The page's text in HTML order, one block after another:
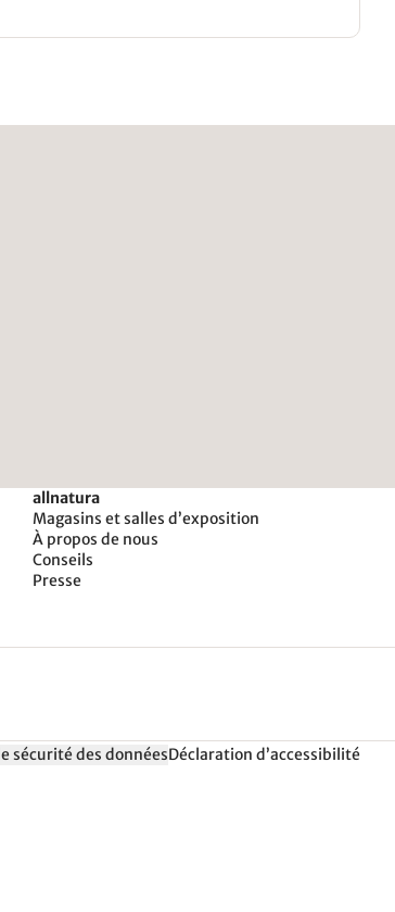
allnatura
Magasins et salles d’exposition
À propos de nous
Conseils
Presse
sécurité des donnéesDéclaration d’accessibilité